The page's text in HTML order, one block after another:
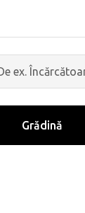
Grădină